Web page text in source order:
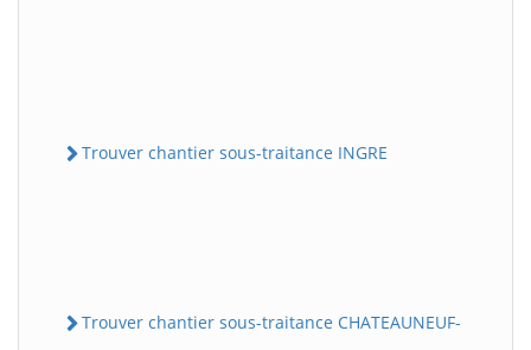
Trouver chantier sous-traitance INGRE
Trouver chantier sous-traitance CHATEAUNEUF-